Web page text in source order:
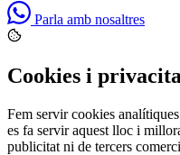
Parla amb nosaltres
Cookies i
Fem servir cookies
es fa servir aquest lloc i
publicitat ni de tercers